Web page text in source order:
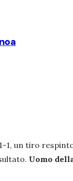
1, un tiro
Uomo